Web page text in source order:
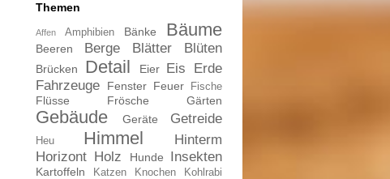
Themen
Affen Amphibien Bänke Bäume
Beeren Berge Blätter Blüten
Brücken Detail Eier Eis
Erde
Fahrzeuge
Fenster Feuer Fische
Flüsse Frösche Gärten
Gebäude Geräte Getreide
Heu Himmel
Hinterm
Horizont Holz Hunde Insekten
Kartoffeln Katzen Knochen
Kohlrabi